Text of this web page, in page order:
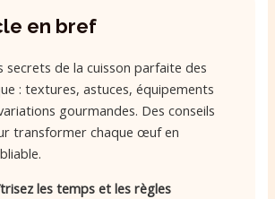
en bref
secrets de la cuisson parfaite des
: textures, astuces, équipements
gourmandes. Des conseils
transformer chaque œuf en
les temps et les règles